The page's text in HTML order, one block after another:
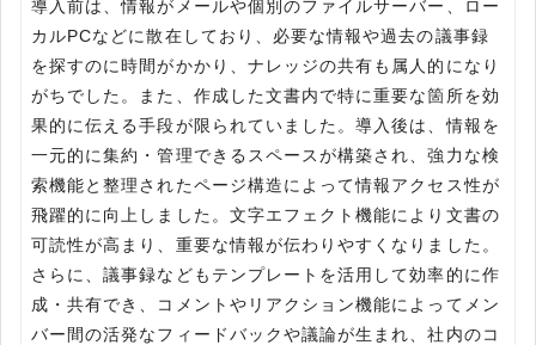
導入前は、情報がメールや個別のファイルサーバー、ロー
カルPCなどに散在しており、必要な情報や過去の議事録
を探すのに時間がかかり、ナレッジの共有も属人的になり
がちでした。また、作成した文書内で特に重要な箇所を効
果的に伝える手段が限られていました。導入後は、情報を
一元的に集約・管理できるスペースが構築され、強力な検
索機能と整理されたページ構造によって情報アクセス性が
飛躍的に向上しました。文字エフェクト機能により文書の
可読性が高まり、重要な情報が伝わりやすくなりました。
さらに、議事録などもテンプレートを活用して効率的に作
成・共有でき、コメントやリアクション機能によってメン
バー間の活発なフィードバックや議論が生まれ、社内のコ